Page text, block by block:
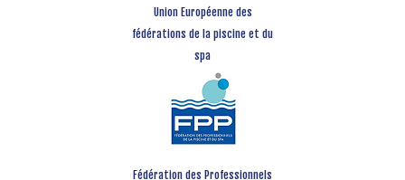
Union Européenne des
fédérations de la piscine et du
spa
Fédération des Professionnels